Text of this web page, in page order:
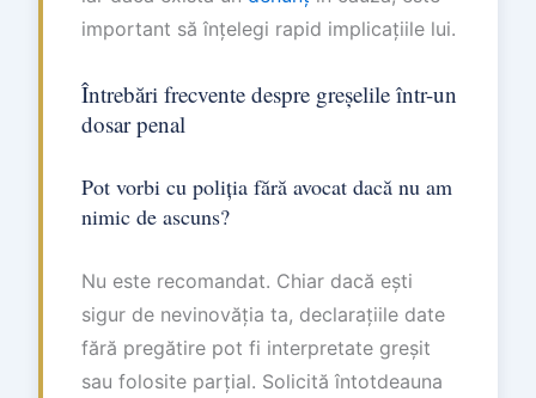
important să înțelegi rapid implicațiile lui.
Întrebări frecvente despre greșelile într-un
dosar penal
Pot vorbi cu poliția fără avocat dacă nu am
nimic de ascuns?
Nu este recomandat. Chiar dacă ești
sigur de nevinovăția ta, declarațiile date
fără pregătire pot fi interpretate greșit
sau folosite parțial. Solicită întotdeauna